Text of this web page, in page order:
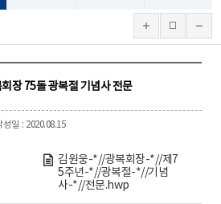
장 75돌 광복절 기념사 전문
성일 : 2020.08.15
김원웅-*//광복회장-*//제7
5주년-*//광복절-*//기념
사-*//전문.hwp